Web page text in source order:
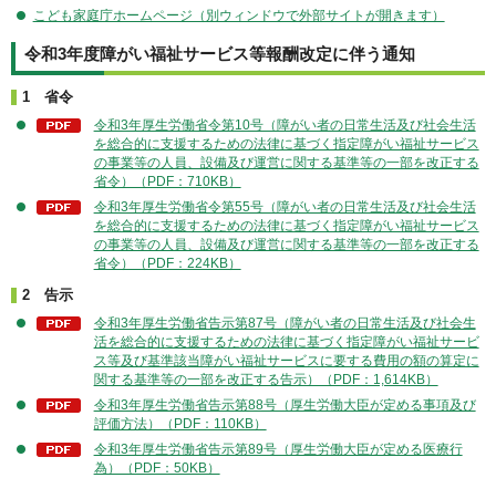
こども家庭庁ホームページ（別ウィンドウで外部サイトが開きます）
令和3年度障がい福祉サービス等報酬改定に伴う通知
1 省令
令和3年厚生労働省令第10号（障がい者の日常生活及び社会生活
を総合的に支援するための法律に基づく指定障がい福祉サービス
の事業等の人員、設備及び運営に関する基準等の一部を改正する
省令）（PDF：710KB）
令和3年厚生労働省令第55号（障がい者の日常生活及び社会生活
を総合的に支援するための法律に基づく指定障がい福祉サービス
の事業等の人員、設備及び運営に関する基準等の一部を改正する
省令）（PDF：224KB）
2 告示
令和3年厚生労働省告示第87号（障がい者の日常生活及び社会生
活を総合的に支援するための法律に基づく指定障がい福祉サービ
ス等及び基準該当障がい福祉サービスに要する費用の額の算定に
関する基準等の一部を改正する告示）（PDF：1,614KB）
令和3年厚生労働省告示第88号（厚生労働大臣が定める事項及び
評価方法）（PDF：110KB）
令和3年厚生労働省告示第89号（厚生労働大臣が定める医療行
為）（PDF：50KB）